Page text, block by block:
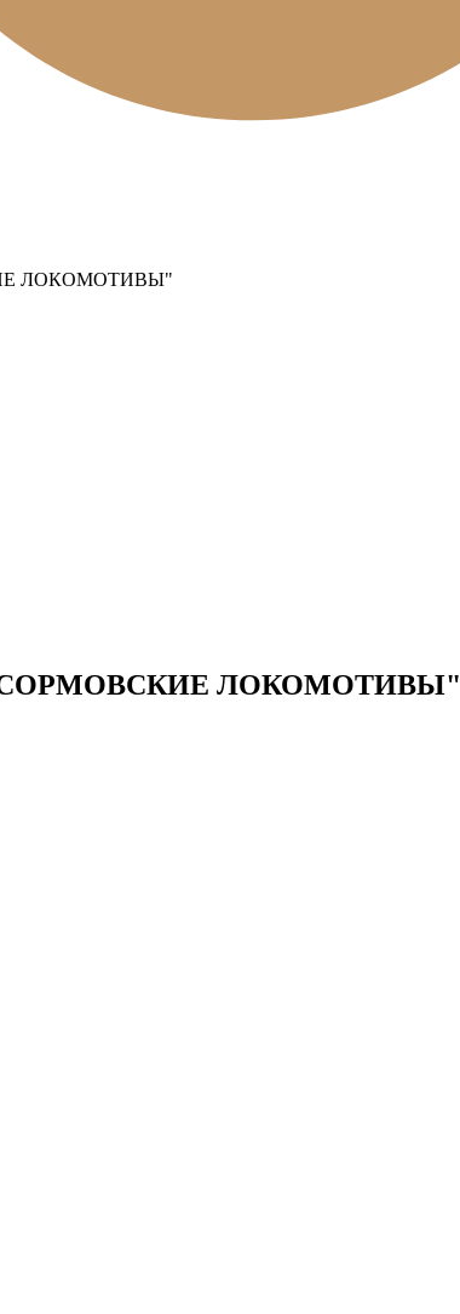
ЛОКОМОТИВЫ"
ЛОКОМОТИВЫ"